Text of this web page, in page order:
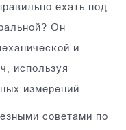
ехать под
Он
и
используя
измерений.
советами по